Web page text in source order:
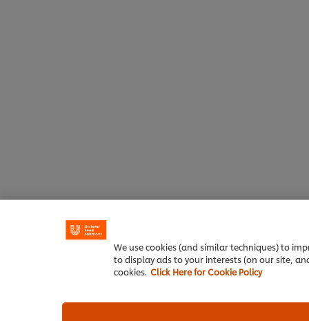
We use cookies (and similar techniques) to
to display ads to your interests (on our site,
cookies. Click Here for Cookie Policy